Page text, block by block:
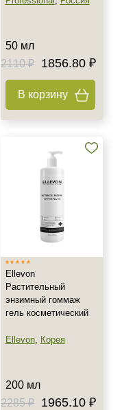
50 мл
2110 ₽
1856.80 ₽
В корзину
Ellevon
Растительный
энзимный гоммаж
гель косметический
Ellevon, Корея
200 мл
2285 ₽
1965.10 ₽